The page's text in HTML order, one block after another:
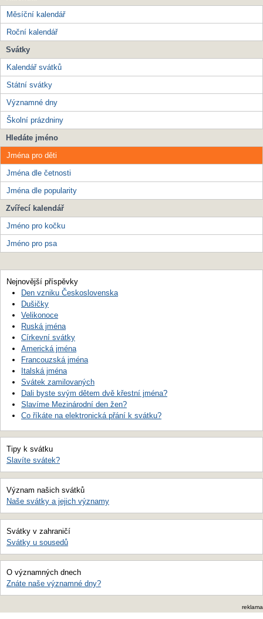
Měsíční kalendář
Roční kalendář
Svátky
Kalendář svátků
Státní svátky
Významné dny
Školní prázdniny
Hledáte jméno
Jména pro děti
Jména dle četnosti
Jména dle popularity
Zvířecí kalendář
Jméno pro kočku
Jméno pro psa
Nejnovější příspěvky
Den vzniku Československa
Dušičky
Velikonoce
Ruská jména
Církevní svátky
Americká jména
Francouzská jména
Italská jména
Svátek zamilovaných
Dali byste svým dětem dvě křestní jména?
Slavíme Mezinárodní den žen?
Co říkáte na elektronická přání k svátku?
Tipy k svátku
Slavíte svátek?
Význam našich svátků
Naše svátky a jejich významy
Svátky v zahraničí
Svátky u sousedů
O významných dnech
Znáte naše významné dny?
reklama